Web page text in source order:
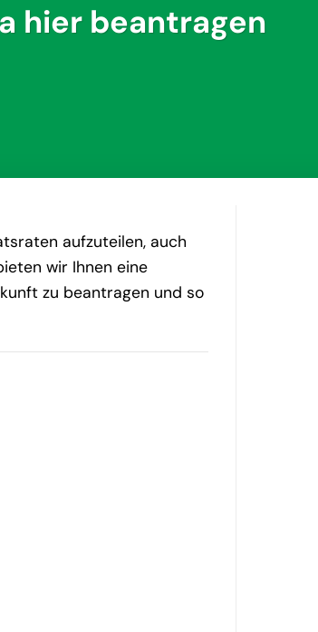
hier beantragen
aufzuteilen, auch
wir Ihnen eine
zu beantragen und so